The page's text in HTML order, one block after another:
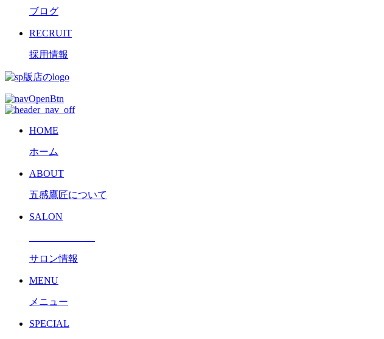
ブログ
RECRUIT
採用情報
HOME
ホーム
ABOUT
五感鷹匠について
SALON
サロン情報
MENU
メニュー
SPECIAL